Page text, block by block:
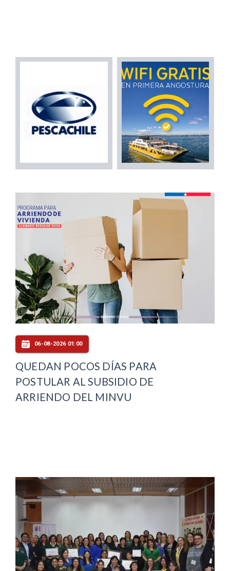
06-08-2026 01:00
QUEDAN POCOS DÍAS PARA
POSTULAR AL SUBSIDIO DE
ARRIENDO DEL MINVU